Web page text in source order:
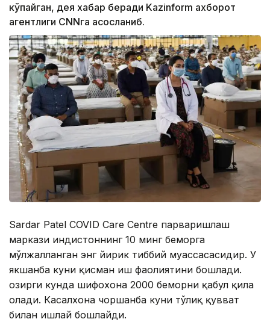
кўпайган, дея хабар беради Kazinform ахборот
агентлиги CNNга асосланиб.
Sardar Patel COVID Care Centre парваришлаш
маркази Ҳиндистоннинг 10 минг беморга
мўлжалланган энг йирик тиббий муассасасидир. У
якшанба куни қисман иш фаолиятини бошлади.
Ҳозирги кунда шифохона 2000 беморни қабул қила
олади. Касалхона чоршанба куни тўлиқ қувват
билан ишлай бошлайди.